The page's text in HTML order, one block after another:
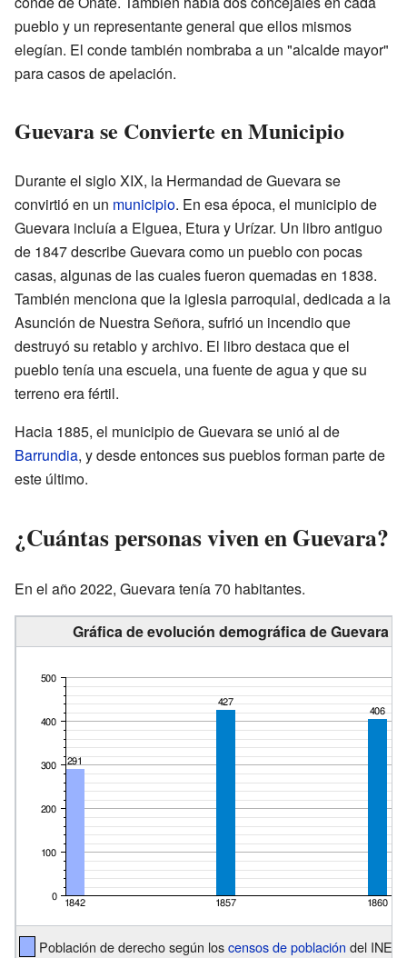
pueblo y un representante general que ellos mismos
elegían. El conde también nombraba a un "alcalde mayor"
para casos de apelación.
Guevara se Convierte en Municipio
Durante el siglo XIX, la Hermandad de Guevara se
convirtió en un municipio. En esa época, el municipio de
Guevara incluía a Elguea, Etura y Urízar. Un libro antiguo
de 1847 describe Guevara como un pueblo con pocas
casas, algunas de las cuales fueron quemadas en 1838.
También menciona que la iglesia parroquial, dedicada a la
Asunción de Nuestra Señora, sufrió un incendio que
destruyó su retablo y archivo. El libro destaca que el
pueblo tenía una escuela, una fuente de agua y que su
terreno era fértil.
Hacia 1885, el municipio de Guevara se unió al de
Barrundia, y desde entonces sus pueblos forman parte de
este último.
¿Cuántas personas viven en Guevara?
En el año 2022, Guevara tenía 70 habitantes.
Gráfica de evolución demográfica de Guevara
Población de derecho según loscensos de población del INE